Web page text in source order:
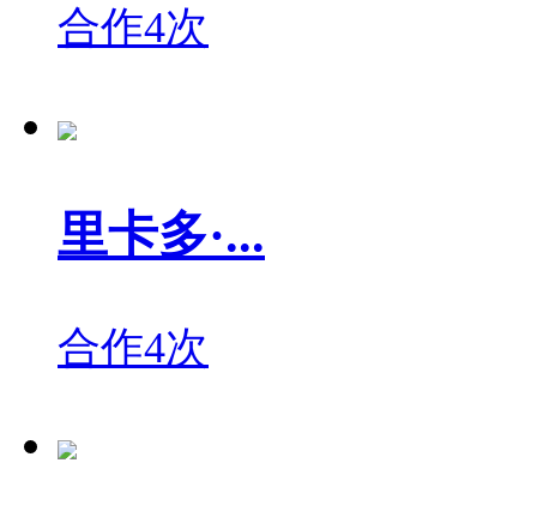
合作4次
里卡多·...
合作4次